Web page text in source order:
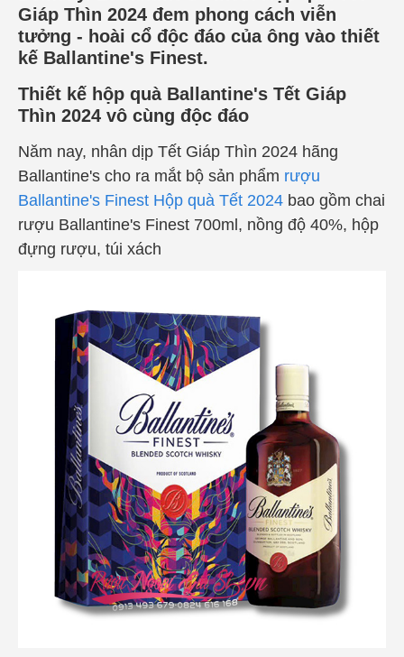
Giáp Thìn 2024 đem phong cách viễn
tưởng - hoài cổ độc đáo của ông vào thiết
kế Ballantine's Finest.
Thiết kế hộp quà Ballantine's Tết Giáp
Thìn 2024 vô cùng độc đáo
Năm nay, nhân dịp Tết Giáp Thìn 2024 hãng
Ballantine's cho ra mắt bộ sản phẩm rượu
Ballantine's Finest Hộp quà Tết 2024 bao gồm chai
rượu Ballantine's Finest 700ml, nồng độ 40%, hộp
đựng rượu, túi xách